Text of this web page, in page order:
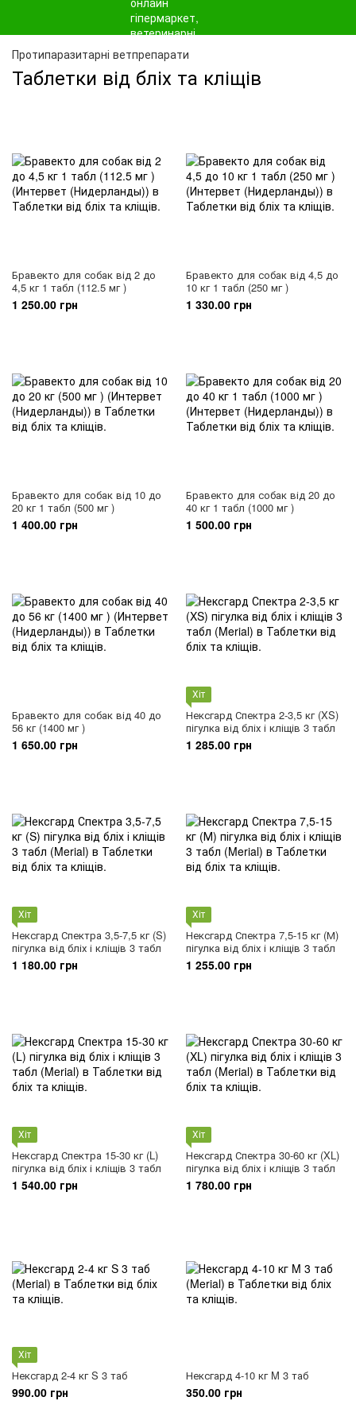
Протипаразитарні ветпрепарати
Таблетки від бліх та кліщів
Бравекто для собак від 2 до
4,5 кг 1 табл (112.5 мг )
1 250.00 грн
Бравекто для собак від 4,5 до
10 кг 1 табл (250 мг )
1 330.00 грн
Бравекто для собак від 10 до
20 кг 1 табл (500 мг )
1 400.00 грн
Бравекто для собак від 20 до
40 кг 1 табл (1000 мг )
1 500.00 грн
Бравекто для собак від 40 до
56 кг (1400 мг )
1 650.00 грн
Хіт
Нексгард Спектра 2-3,5 кг (XS)
пігулка від бліх і кліщів 3 табл
1 285.00 грн
Хіт
Нексгард Спектра 3,5-7,5 кг (S)
пігулка від бліх і кліщів 3 табл
1 180.00 грн
Хіт
Нексгард Спектра 7,5-15 кг (М)
пігулка від бліх і кліщів 3 табл
1 255.00 грн
Хіт
Нексгард Спектра 15-30 кг (L)
пігулка від бліх і кліщів 3 табл
1 540.00 грн
Хіт
Нексгард Спектра 30-60 кг (XL)
пігулка від бліх і кліщів 3 табл
1 780.00 грн
Хіт
Нексгард 2-4 кг S 3 таб
990.00 грн
Нексгард 4-10 кг M 3 таб
350.00 грн